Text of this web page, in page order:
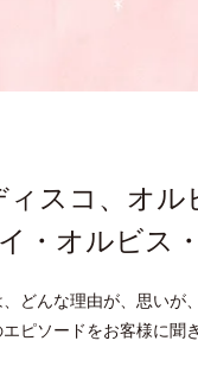
スコ、オ
・オルビス
どんな理由が、思い
ピソードをお客様に聞